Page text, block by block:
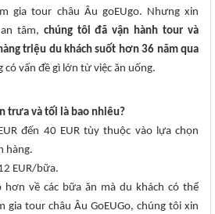
gia tour châu Âu goEUgo. Nhưng xin
tâm, chúng tôi đã vận hành tour và
triệu du khách suốt hơn 36 năm qua
có vấn đề gì lớn từ việc ăn uống.
trưa và tối là bao nhiêu?
đến 40 EUR tùy thuộc vào lựa chọn
hàng.
EUR/bữa.
hơn về các bữa ăn mà du khách có thể
gia tour châu Âu GoEUGo, chúng tôi xin